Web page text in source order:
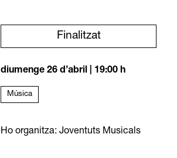
Finalitzat
diumenge 26 d’abril 19:00 h
Música
Ho organitza: Joventuts Musicals